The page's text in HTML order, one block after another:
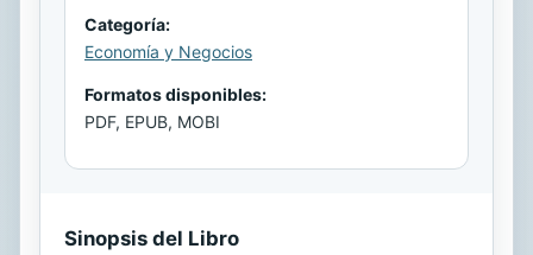
Categoría:
Economía y Negocios
Formatos disponibles:
PDF, EPUB, MOBI
Sinopsis del Libro